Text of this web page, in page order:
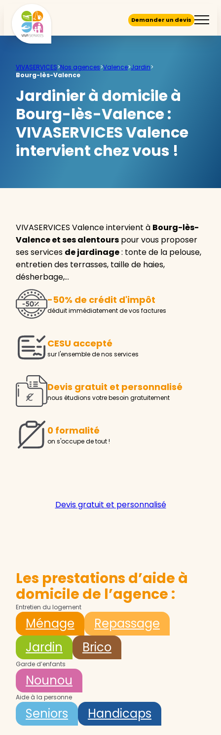
Demander un devis
VIVASERVICES>Nos agences>Valence>Jardin>
Bourg-lès-Valence
Jardinier à domicile à
Bourg-lès-Valence :
VIVASERVICES Valence
intervient chez vous !
VIVASERVICES Valence intervient à Bourg-lès-
Valence et ses alentours pour vous proposer
ses services de jardinage: tonte de la pelouse,
entretien des terrasses, taille de haies,
désherbage,…
-50% de crédit d'impôt
déduit immédiatement de vos factures
CESU accepté
sur l'ensemble de nos services
Devis gratuit et personnalisé
nous étudions votre besoin gratuitement
0 formalité
on s'occupe de tout !
Devis gratuit et personnalisé
Les prestations d’aide à
domicile de l’agence :
Entretien du logement
Ménage
Repassage
Jardin
Brico
Garde d’enfants
Nounou
Aide à la personne
Seniors Handicaps